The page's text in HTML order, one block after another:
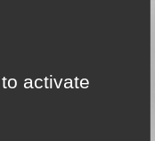
activate